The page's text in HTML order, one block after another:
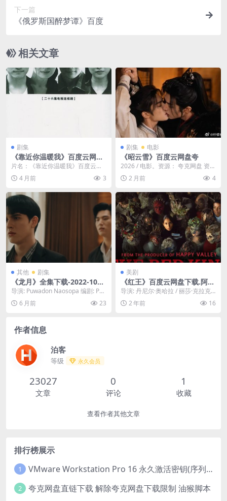
下一篇
《俄罗斯国醉梦谭》百度
相关文章
剧集
《靠近你温暖我》百度云网盘
夸克下载.阿里云盘.中字.(200
6)
片名：《靠近你温暖我》百度云网
盘夸克下载.阿里云盘.中字.(2006)
分类：剧...
4 月前 3
剧集 电影
《昭云雪》百度云网盘夸
2026 / 电影。资源： 夸克网盘 资
源： 迅雷云盘 提取码： 资源： 百
度网...2 月前 4
其他 剧集
《龙月》全集下载-2022-1080
P情绪评分爆表-爱情-泰腐[夸
克网盘]
导演: Puwadon Naosopa 编剧: Pu
wadon Naosopa ...
6 月前 23
美剧
《红王》百度云网盘下载.阿里
云盘.英语中字.(2024)
导演: 丹尼尔·奥哈拉 / 丽莎·克拉克
编剧: 托比·怀特豪斯 资源下载：红
王...2 年前 16
作者信息
泊客
等级 永久会员
23027
文章
0
评论
1
收藏
查看作者其他文章
排行榜展示
1 VMware Workstation Pro 16 永久激活密钥(序列号)
2 夸克网盘直链下载 解除夸克网盘下载限制 油猴脚本